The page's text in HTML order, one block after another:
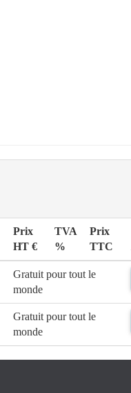
Prix
HT €
TVA
%
Prix
TTC
Gratuit pour tout le
monde
Gratuit pour tout le
monde